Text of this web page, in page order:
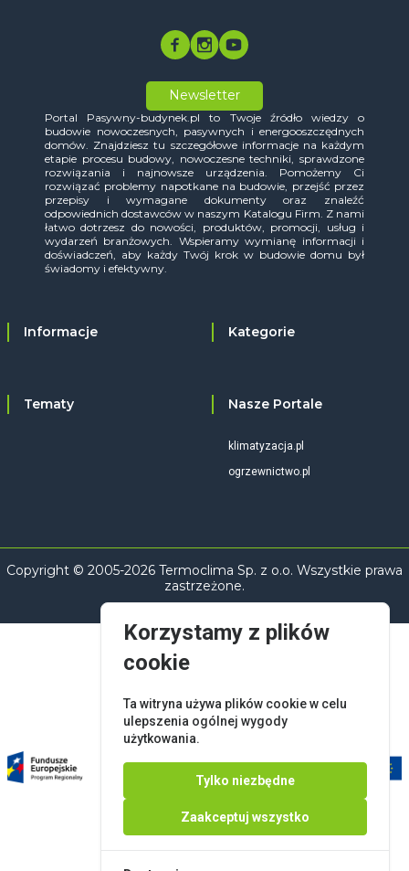
Newsletter
Portal Pasywny-budynek.pl to Twoje źródło wiedzy o
budowie nowoczesnych, pasywnych i energooszczędnych
domów. Znajdziesz tu szczegółowe informacje na każdym
etapie procesu budowy, nowoczesne techniki, sprawdzone
rozwiązania i najnowsze urządzenia. Pomożemy Ci
rozwiązać problemy napotkane na budowie, przejść przez
przepisy i wymagane dokumenty oraz znaleźć
odpowiednich dostawców w naszym Katalogu Firm. Z nami
łatwo dotrzesz do nowości, produktów, promocji, usług i
wydarzeń branżowych. Wspieramy wymianę informacji i
doświadczeń, aby każdy Twój krok w budowie domu był
świadomy i efektywny.
Informacje Kategorie
Tematy Nasze Portale
klimatyzacja.pl
ogrzewnictwo.pl
Copyright © 2005-2026 Termoclima Sp. z o.o. Wszystkie prawa
zastrzeżone.
Korzystamy z plików
cookie
Ta witryna używa plików cookie w celu
ulepszenia ogólnej wygody
użytkowania.
Tylko niezbędne
Zaakceptuj wszystko